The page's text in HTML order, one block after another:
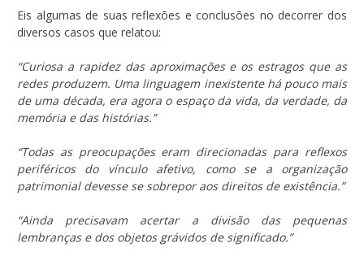
Eis algumas de suas reflexões e conclusões no decorrer dos
diversos casos que relatou:
“Curiosa a rapidez das aproximações e os estragos que as
redes produzem. Uma linguagem inexistente há pouco mais
de uma década, era agora o espaço da vida, da verdade, da
memória e das histórias.”
“Todas as preocupações eram direcionadas para reflexos
periféricos do vínculo afetivo, como se a organização
patrimonial devesse se sobrepor aos direitos de existência.”
“Ainda precisavam acertar a divisão das pequenas
lembranças e dos objetos grávidos de significado.”